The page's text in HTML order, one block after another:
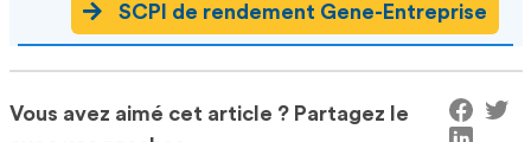
SCPI de rendement Gene-Entreprise
Vous avez aimé cet article ? Partagez le